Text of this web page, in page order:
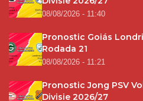
08/08/2026 - 11:40
Pronostic Goiás
Rodada 21
08/08/2026 - 11:21
Pronostic Jong PSV
Divisie 2026/27